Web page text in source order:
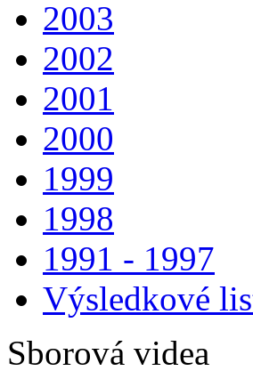
2003
2002
2001
2000
1999
1998
1991 - 1997
Výsledkové
Sborová videa